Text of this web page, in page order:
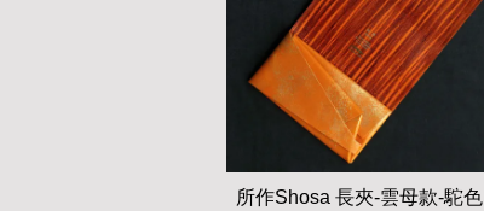
所作Shosa 長夾-雲母款-駝色